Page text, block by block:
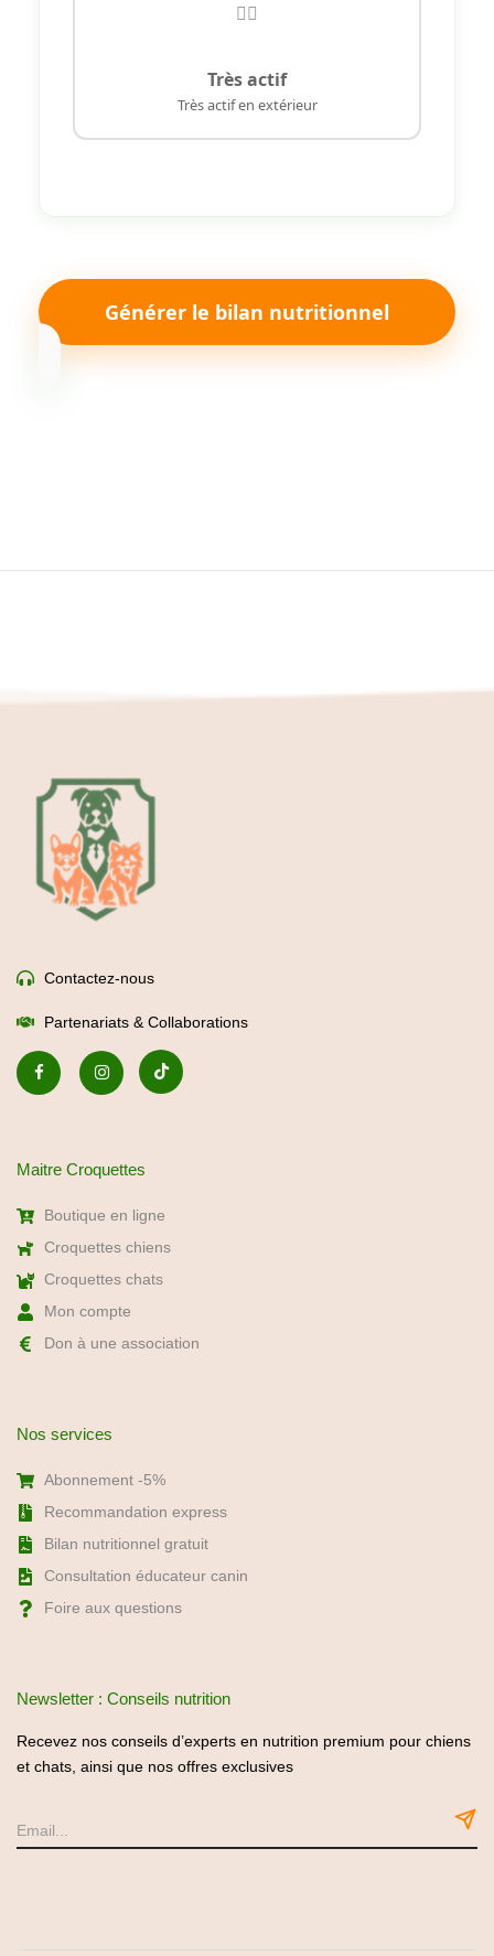
🏃‍♂️
Très actif
Très actif en extérieur
Générer le bilan nutritionnel
Contactez-nous
Partenariats & Collaborations
Maitre Croquettes
Boutique en ligne
Croquettes chiens
Croquettes chats
Mon compte
Don à une association
Nos services
Abonnement -5%
Recommandation express
Bilan nutritionnel gratuit
Consultation éducateur canin
Foire aux questions
Newsletter : Conseils nutrition
Recevez nos conseils d’experts en nutrition premium pour chiens
et chats, ainsi que nos offres exclusives